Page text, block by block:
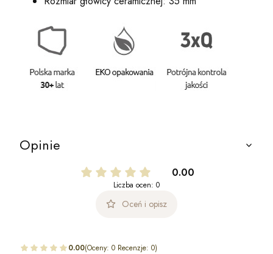
Opinie
0.00
Liczba ocen: 0
Oceń i opisz
0.00(Oceny: 0 Recenzje: 0)